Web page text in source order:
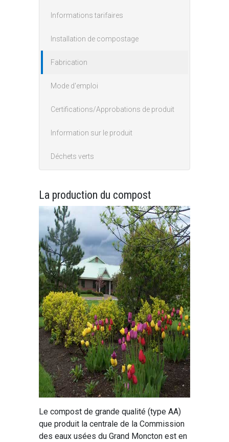
La production du compost
Le compost de grande qualité (type AA)
que produit la centrale de la Commission
des eaux usées du Grand Moncton est en
Informations tarifaires
Installation de compostage
Fabrication
Mode d'emploi
Certifications/Approbations de produit
Information sur le produit
Déchets verts